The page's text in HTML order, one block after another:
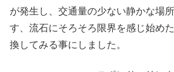
が発生し、交通量の少ない静かな場
す、流石にそろそろ限界を感じ始め
換してみる事にしました。